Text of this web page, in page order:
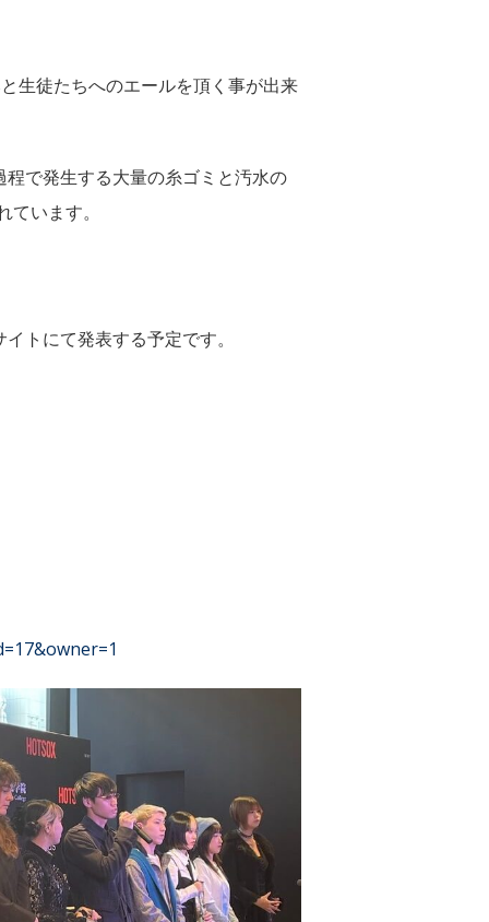
生徒たちへのエールを頂く事が出来
で発生する大量の糸ゴミと汚水の
います。
トにて発表する予定です。